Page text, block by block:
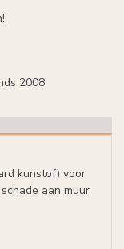
2008
kunstof) voor
aan muur